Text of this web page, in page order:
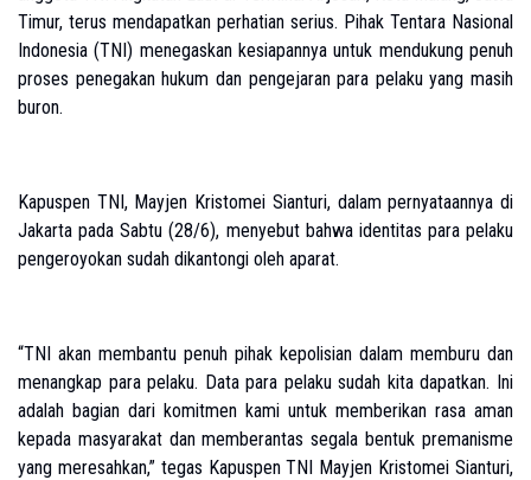
Timur, terus mendapatkan perhatian serius. Pihak Tentara Nasional
Indonesia (TNI) menegaskan kesiapannya untuk mendukung penuh
proses penegakan hukum dan pengejaran para pelaku yang masih
buron.
Kapuspen TNI, Mayjen Kristomei Sianturi, dalam pernyataannya di
Jakarta pada Sabtu (28/6), menyebut bahwa identitas para pelaku
pengeroyokan sudah dikantongi oleh aparat.
“TNI akan membantu penuh pihak kepolisian dalam memburu dan
menangkap para pelaku. Data para pelaku sudah kita dapatkan. Ini
adalah bagian dari komitmen kami untuk memberikan rasa aman
kepada masyarakat dan memberantas segala bentuk premanisme
yang meresahkan,” tegas Kapuspen TNI Mayjen Kristomei Sianturi,